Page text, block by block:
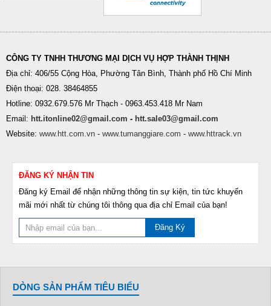
CÔNG TY TNHH THƯƠNG MẠI DỊCH VỤ HỢP THÀNH THỊNH
Địa chỉ: 406/55 Cộng Hòa, Phường Tân Bình, Thành phố Hồ Chí Minh
Điện thoại: 028. 38464855
Hotline: 0932.679.576 Mr Thạch - 0963.453.418 Mr Nam
Email: htt.itonline02@gmail.com - htt.sale03@gmail.com
Website: www.htt.com.vn - www.tumanggiare.com - www.httrack.vn
ĐĂNG KÝ NHẬN TIN
Đăng ký Email để nhận những thông tin sự kiện, tin tức khuyến
mãi mới nhất từ chúng tôi thông qua địa chỉ Email của bạn!
Đăng Ký
DÒNG SẢN PHẨM TIÊU BIỂU